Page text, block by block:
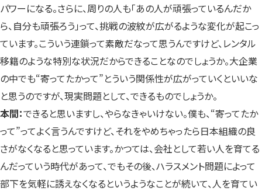
パワーになる。さらに、周りの人も「あの人が頑張っているんだか
ら、自分も頑張ろう」って、挑戦の波紋が広がるような変化が起こっ
ています。こういう連鎖って素敵だなって思うんですけど、レンタル
移籍のような特別な状況だからできることなのでしょうか。大企業
の中でも“寄ってたかって”とういう関係性が広がっていくといいな
と思うのですが、現実問題として、できるものでしょうか。
本間：できると思いますし、やらなきゃいけない。僕も、“寄ってたか
って”ってよく言うんですけど、それをやめちゃったら日本組織の良
さがなくなると思っています。かつては、会社として若い人を育てる
んだっていう時代があって、でもその後、ハラスメント問題によって
部下を気軽に誘えなくなるというようなことが続いて、人を育てい